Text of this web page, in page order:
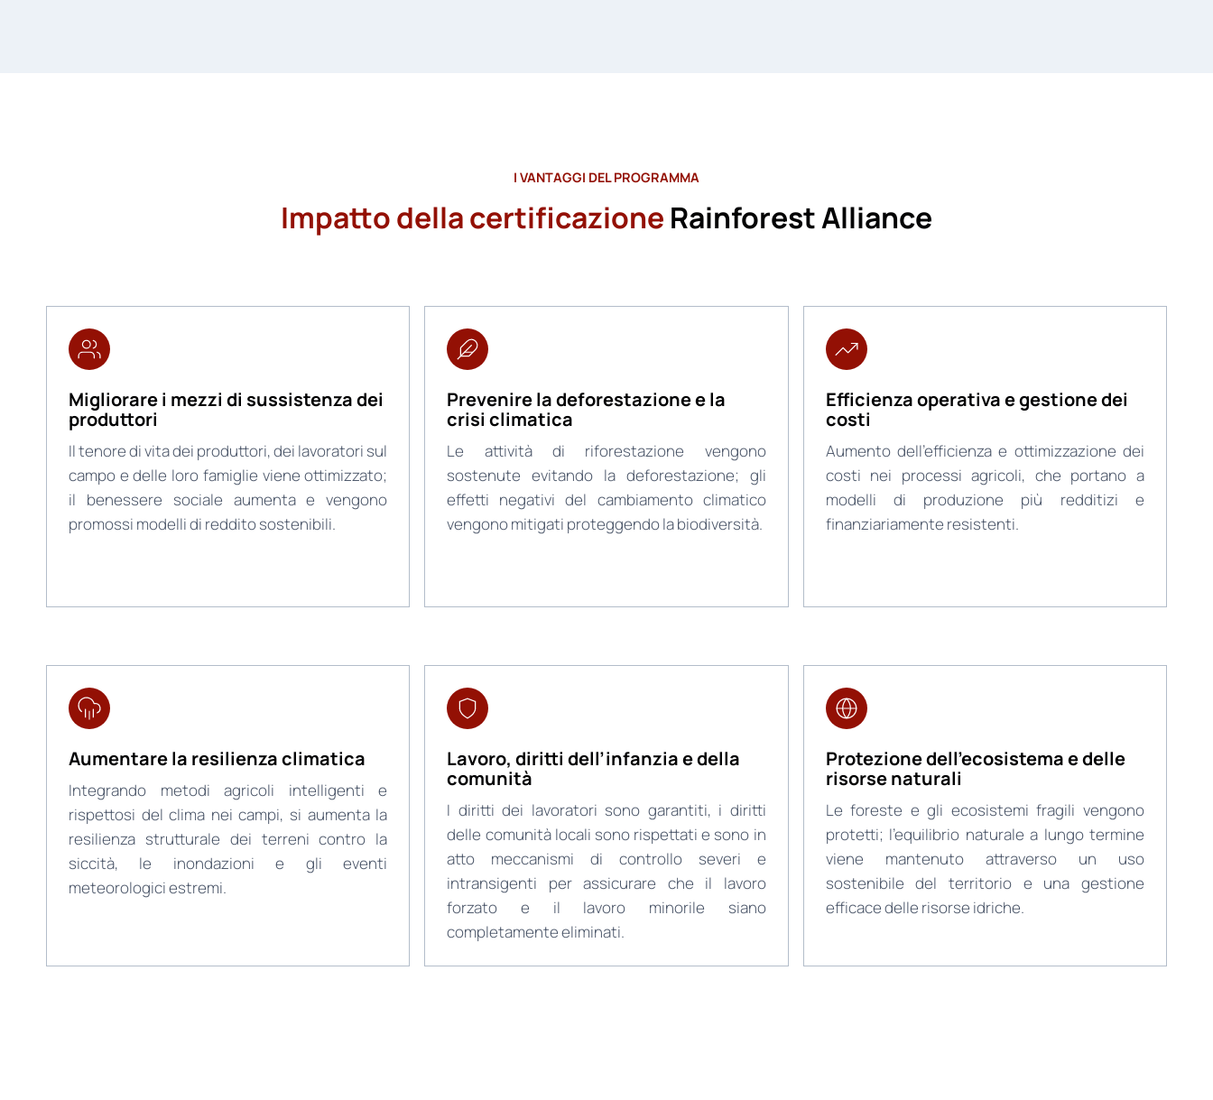
I VANTAGGI DEL PROGRAMMA
Impatto della certificazione Rainforest Alliance
Migliorare i mezzi di sussistenza dei
produttori
Il tenore di vita dei produttori, dei lavoratori sul
campo e delle loro famiglie viene ottimizzato;
il benessere sociale aumenta e vengono
promossi modelli di reddito sostenibili.
Prevenire la deforestazione e la
crisi climatica
Le attività di riforestazione vengono
sostenute evitando la deforestazione; gli
effetti negativi del cambiamento climatico
vengono mitigati proteggendo la biodiversità.
Efficienza operativa e gestione dei
costi
Aumento dell’efficienza e ottimizzazione dei
costi nei processi agricoli, che portano a
modelli di produzione più redditizi e
finanziariamente resistenti.
Aumentare la resilienza climatica
Integrando metodi agricoli intelligenti e
rispettosi del clima nei campi, si aumenta la
resilienza strutturale dei terreni contro la
siccità, le inondazioni e gli eventi
meteorologici estremi.
Lavoro, diritti dell’infanzia e della
comunità
I diritti dei lavoratori sono garantiti, i diritti
delle comunità locali sono rispettati e sono in
atto meccanismi di controllo severi e
intransigenti per assicurare che il lavoro
forzato e il lavoro minorile siano
completamente eliminati.
Protezione dell’ecosistema e delle
risorse naturali
Le foreste e gli ecosistemi fragili vengono
protetti; l’equilibrio naturale a lungo termine
viene mantenuto attraverso un uso
sostenibile del territorio e una gestione
efficace delle risorse idriche.